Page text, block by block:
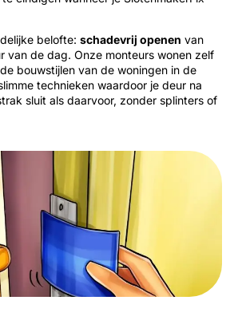
belofte: schadevrij openen van
van de dag. Onze monteurs wonen zelf
bouwstijlen van de woningen in de
technieken waardoor je deur na
sluit als daarvoor, zonder splinters of